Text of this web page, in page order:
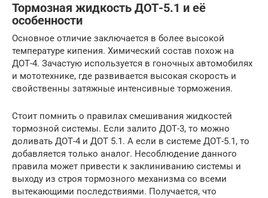
Тормозная жидкость ДОТ-5.1 и её
особенности
Основное отличие заключается в более высокой
температуре кипения. Химический состав похож на
ДОТ-4. Зачастую используется в гоночных автомобилях
и мототехнике, где развивается высокая скорость и
свойственны затяжные интенсивные торможения.
Стоит помнить о правилах смешивания жидкостей
тормозной системы. Если залито ДОТ-3, то можно
доливать ДОТ-4 и ДОТ 5.1. А если в системе ДОТ-5.1, то
добавляется только аналог. Несоблюдение данного
правила может привести к заклиниванию системы и
выходу из строя тормозного механизма со всеми
вытекающими последствиями. Получается, что